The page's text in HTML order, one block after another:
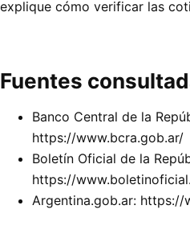
explique cómo verificar las
Fuentes
Banco Central de la
https://www.bcra.gob.ar/
Boletín Oficial de la
https://
Argentina.gob.ar: https://